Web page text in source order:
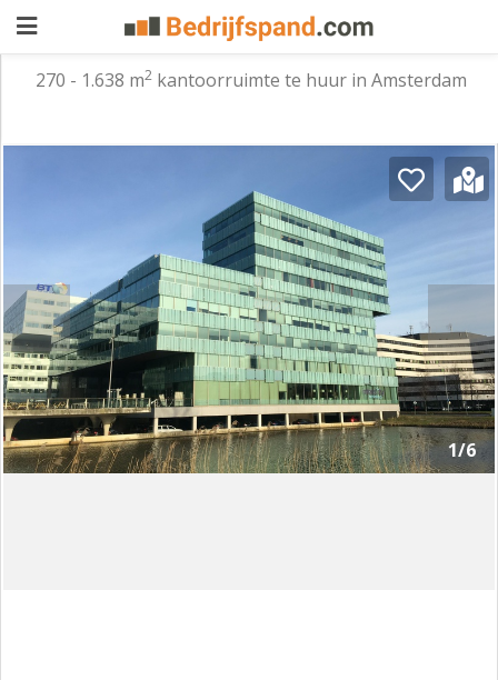
adverteren
Premium
adverteren
Blog
Registreren
Login
270 - 1.638 m2 kantoorruimte te huur in Amsterdam
1/6